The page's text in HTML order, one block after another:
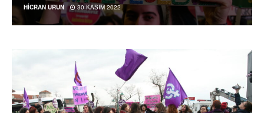
HICRAN URUN 30 KASIM 2022